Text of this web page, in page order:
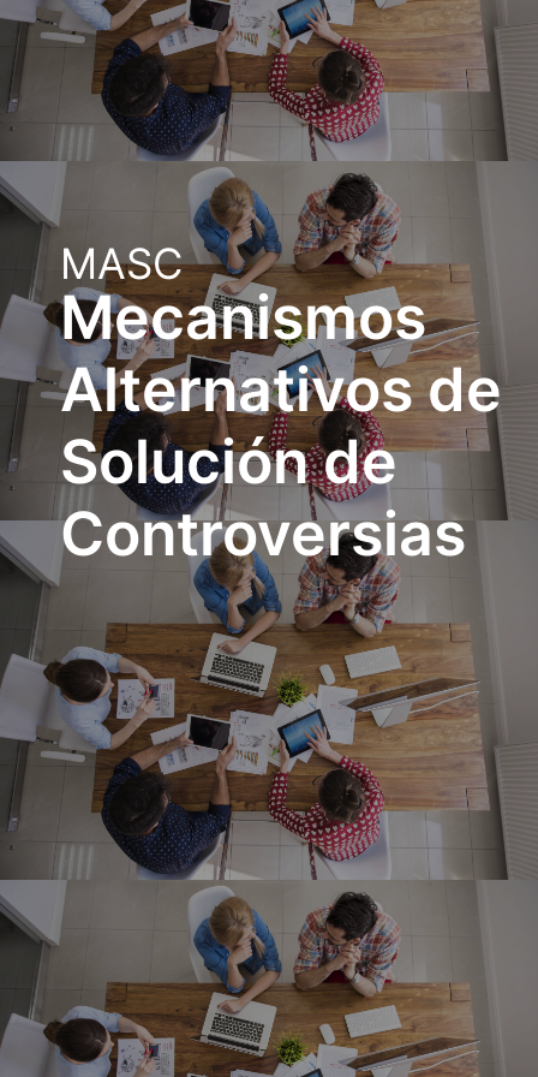
MASC
Mecanismos
Alternativos de
Solución de
Controversias